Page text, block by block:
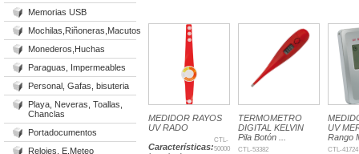
Memorias USB
Mochilas,Riñoneras,Macutos
Monederos,Huchas
Paraguas, Impermeables
Personal, Gafas, bisuteria
Playa, Neveras, Toallas,
Chanclas
Portadocumentos
Relojes, E.Meteo
MEDIDOR RAYOS
UV RADO
Características:
CTL-
50000
TERMOMETRO
DIGITAL KELVIN
Pila Botón ...
CTL-53382
UV
Rango
CTL-41724